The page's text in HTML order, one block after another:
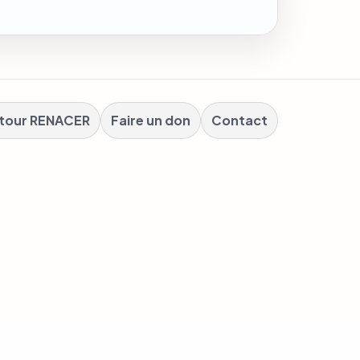
RENACER Faire un don Contact